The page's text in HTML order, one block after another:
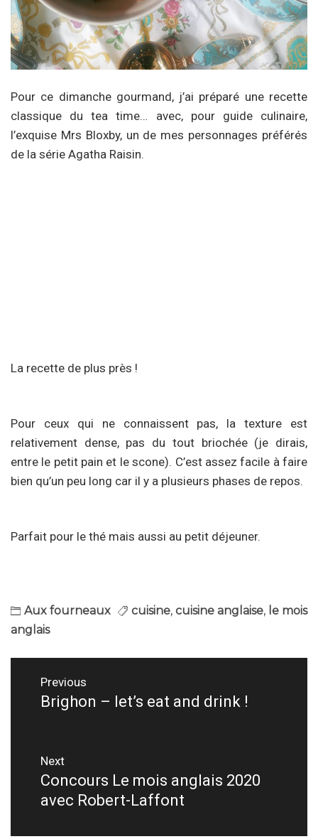
Pour ce dimanche gourmand, j’ai préparé une recette
classique du tea time… avec, pour guide culinaire,
l’exquise Mrs Bloxby, un de mes personnages préférés
de la série Agatha Raisin.
La recette de plus près !
Pour ceux qui ne connaissent pas, la texture est
relativement dense, pas du tout briochée (je dirais,
entre le petit pain et le scone). C’est assez facile à faire
bien qu’un peu long car il y a plusieurs phases de repos.
Parfait pour le thé mais aussi au petit déjeuner.
Aux fourneaux cuisine, cuisine anglaise, le mois
anglais
Navigation
Previous
Previous
Brighon – let’s eat and drink !
Next
Next
post:
Concours Le mois anglais 2020
avec Robert-Laffont